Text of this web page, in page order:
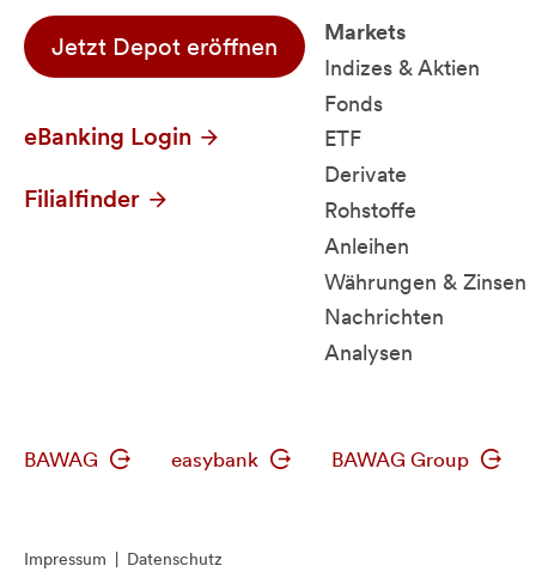
Jetzt Depot eröffnen
eBanking Login
Filialfinder
Markets
Indizes & Aktien
Fonds
ETF
Derivate
Rohstoffe
Anleihen
Währungen & Zinsen
Nachrichten
Analysen
BAWAG easybank BAWAG Group
Impressum Datenschutz